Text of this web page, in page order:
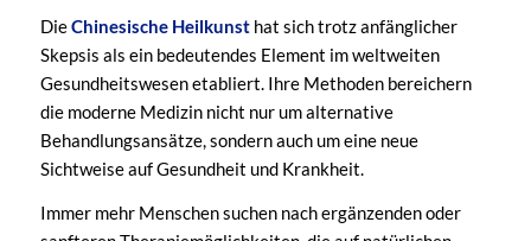
DieChinesische Heilkunsthat sich trotz anfänglicher
Skepsis als ein bedeutendes Element im weltweiten
Gesundheitswesen etabliert. Ihre Methoden bereichern
die moderne Medizin nicht nur um alternative
Behandlungsansätze, sondern auch um eine neue
Sichtweise auf Gesundheit und Krankheit.
Immer mehr Menschen suchen nach ergänzenden oder